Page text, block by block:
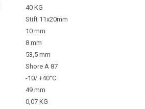
40 KG
Stift 11x20mm
10 mm
8 mm
53,5 mm
Shore A 87
-10/ +40°C
49 mm
0,07 KG